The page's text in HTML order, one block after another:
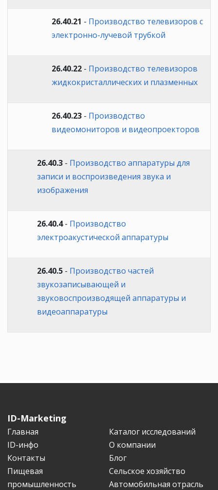
26.40.21 - Производство телевизоров с
электронно-лучевой трубкой
26.40.22 - Производство телевизоров
жидкокристаллических и плазменных
26.40.23 - Производство
видеомониторов и видеопроекторов
26.40.3 - Производство аппаратуры для
записи и воспроизведения звука и
изображения
26.40.4- Производство
электроакустической аппаратуры
26.40.5 - Производство частей
звукозаписывающей и
звуковоспроизводящей аппаратуры и
видеоаппаратуры
ID-Marketing
Главная
Каталог исследований
ID-инфо
О компании
Контакты
Блог
Пищевая
промышленность
Сельское хозяйство
Автомобильная отрасль